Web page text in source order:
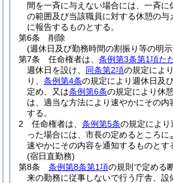
間を一斉に与えない場合には、一斉に
の範囲及び当該職員に対する休憩の与
に報告するものとする。
第6条
削除
(週休日及び勤務時間の割振り等の明
第7条
任命権者は、 条例第3条第1項た
週休日を設け、 同条第2項の規定によ
り、 条例第4条の規定により週休日及
定め、又は条例第6条の規定により休
は、適当な方法により速やかにその内
する。
2
任命権者は、 条例第5条の規定によ
った場合には、市長の定めるところに
速やかにその内容を通知するものとす
(宿日直勤務)
第8条
条例第8条第1項の規則で定める
来の勤務に従事しないで行う庁舎、設